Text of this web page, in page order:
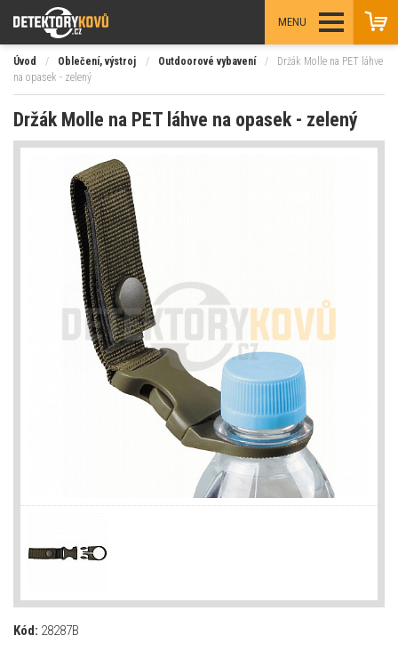
MENU
Úvod / Oblečení, výstroj / Outdoorové vybavení /
Držák Molle na PET láhve
na opasek - zelený
Držák Molle na PET láhve na opasek - zelený
Kód: 28287B